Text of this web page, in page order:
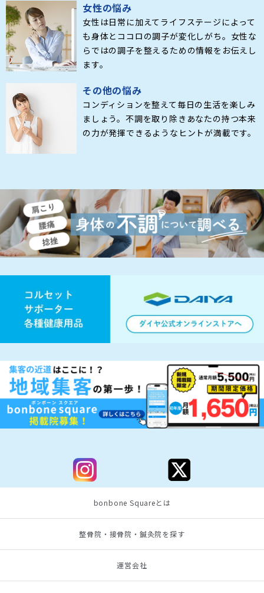
女性の悩み
女性は日常に加えてライフステージによって
も身体とココロの調子が変化しがち。女性な
らではの調子を整えるための情報をお伝えし
ます。
その他の悩み
コンディションを整えて毎日の生活を楽しみ
ましょう。不調を取り除きあなたの持つ本来
の力が発揮できるようなヒントが満載です。
bonbone Squareとは
整骨院・接骨院・鍼灸院を探す
運営会社